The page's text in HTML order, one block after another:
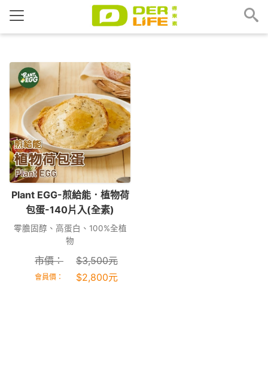
Plant EGG-煎給能．植物荷
包蛋-140片入(全素)
零膽固醇、高蛋白、100%全植
物
市價： $3,500元
會員價： $2,800元